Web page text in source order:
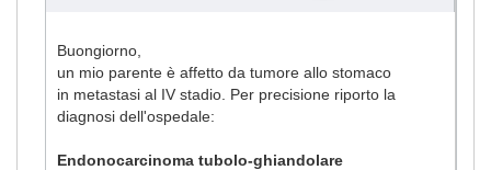
Buongiorno,
un mio parente è affetto da tumore allo stomaco
in metastasi al IV stadio. Per precisione riporto la
diagnosi dell'ospedale:
Endonocarcinoma tubolo-ghiandolare